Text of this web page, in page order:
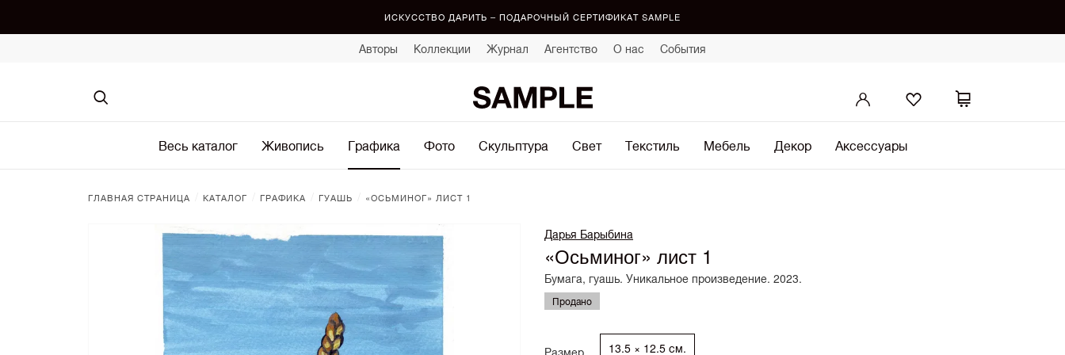
ИСКУССТВО ДАРИТЬ – ПОДАРОЧНЫЙ СЕРТИФИКАТ SAMPLE
Авторы Коллекции Журнал Агентство О нас События
Весь каталог Живопись Графика Фото Скульптура Свет Текстиль Мебель Декор Аксессуары
ГЛАВНАЯ СТРАНИЦА КАТАЛОГ ГРАФИКА ГУАШЬ «ОСЬМИНОГ» ЛИСТ 1
Дарья Барыбина
«Осьминог» лист 1
Бумага, гуашь. Уникальное произведение. 2023.
Продано
Размер 13.5 × 12.5 см.